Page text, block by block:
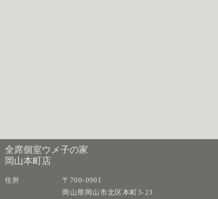
全席個室ウメ子の家
岡山本町店
住所
〒700-0901
岡山県岡山市北区本町3-23